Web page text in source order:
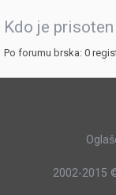
Kdo je prisoten
Po forumu brska: 0
2002-2015